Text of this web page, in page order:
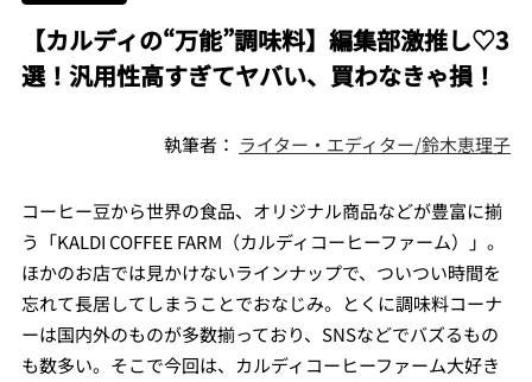
【カルディの“万能”調味料】編集部激推し♡3
選！汎用性高すぎてヤバい、買わなきゃ損！
執筆者： ライター・エディター/鈴木恵理子
コーヒー豆から世界の食品、オリジナル商品などが豊富に揃
う「KALDI COFFEE FARM（カルディコーヒーファーム）」。
ほかのお店では見かけないラインナップで、ついつい時間を
忘れて長居してしまうことでおなじみ。とくに調味料コーナ
ーは国内外のものが多数揃っており、SNSなどでバズるもの
も数多い。そこで今回は、カルディコーヒーファーム大好き